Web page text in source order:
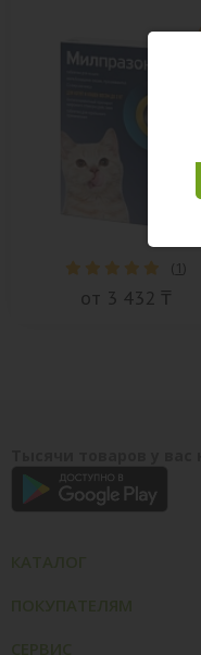
( 1)
от 3 432 ₸